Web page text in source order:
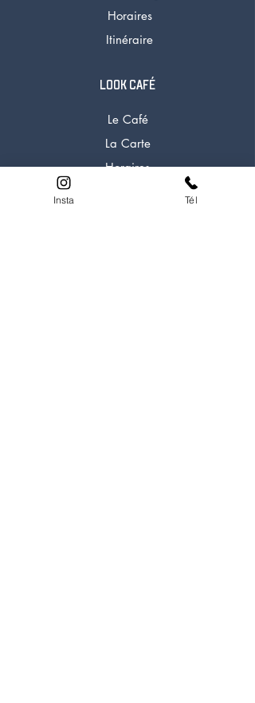
Horaires
Itinéraire
LOOK CAFÉ
Le Café
La Carte
Horaires
Tél:
+41 27 722 91 58
Insta Tél